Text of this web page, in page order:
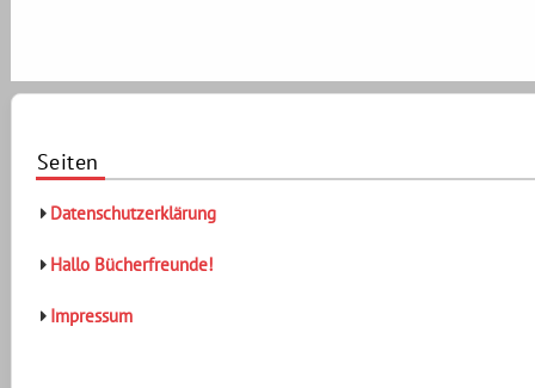
Seiten
Datenschutzerklärung
Hallo Bücherfreunde!
Impressum